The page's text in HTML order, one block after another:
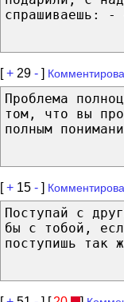
спрашиваешь: -
[+ 29 - ]
Проблема
том, что вы
полным
[+ 15 - ]
Поступай с
бы с тобой,
поступишь так